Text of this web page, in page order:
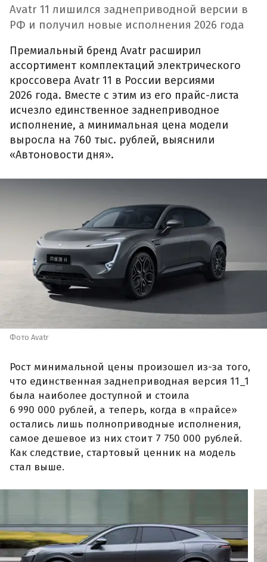
Avatr 11 лишился заднеприводной версии в
РФ и получил новые исполнения 2026 года
Премиальный бренд Avatr расширил
ассортимент комплектаций электрического
кроссовера Avatr 11 в России версиями
2026 года. Вместе с этим из его прайс-листа
исчезло единственное заднеприводное
исполнение, а минимальная цена модели
выросла на 760 тыс. рублей, выяснили
«Автоновости дня».
Фото Avatr
Рост минимальной цены произошел из-за того,
что единственная заднеприводная версия 11_1
была наиболее доступной и стоила
6 990 000 рублей, а теперь, когда в «прайсе»
остались лишь полноприводные исполнения,
самое дешевое из них стоит 7 750 000 рублей.
Как следствие, стартовый ценник на модель
стал выше.